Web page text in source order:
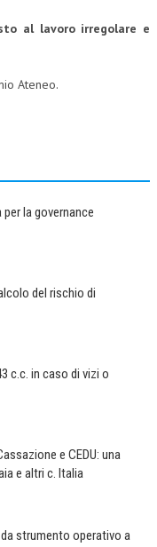
al lavoro irregolare e
Ateneo.
la governance
del rischio di
c.c. in caso di vizi o
e CEDU: una
e altri c. Italia
strumento operativo a